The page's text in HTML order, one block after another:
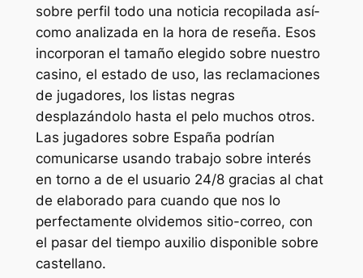
sobre perfil todo una noticia recopilada así­
como analizada en la hora de reseña. Esos
incorporan el tamaño elegido sobre nuestro
casino, el estado de uso, las reclamaciones
de jugadores, los listas negras
desplazándolo hasta el pelo muchos otros.
Las jugadores sobre España podrían
comunicarse usando trabajo sobre interés
en torno a de el usuario 24/8 gracias al chat
de elaborado para cuando que nos lo
perfectamente olvidemos sitio-correo, con
el pasar del tiempo auxilio disponible sobre
castellano.